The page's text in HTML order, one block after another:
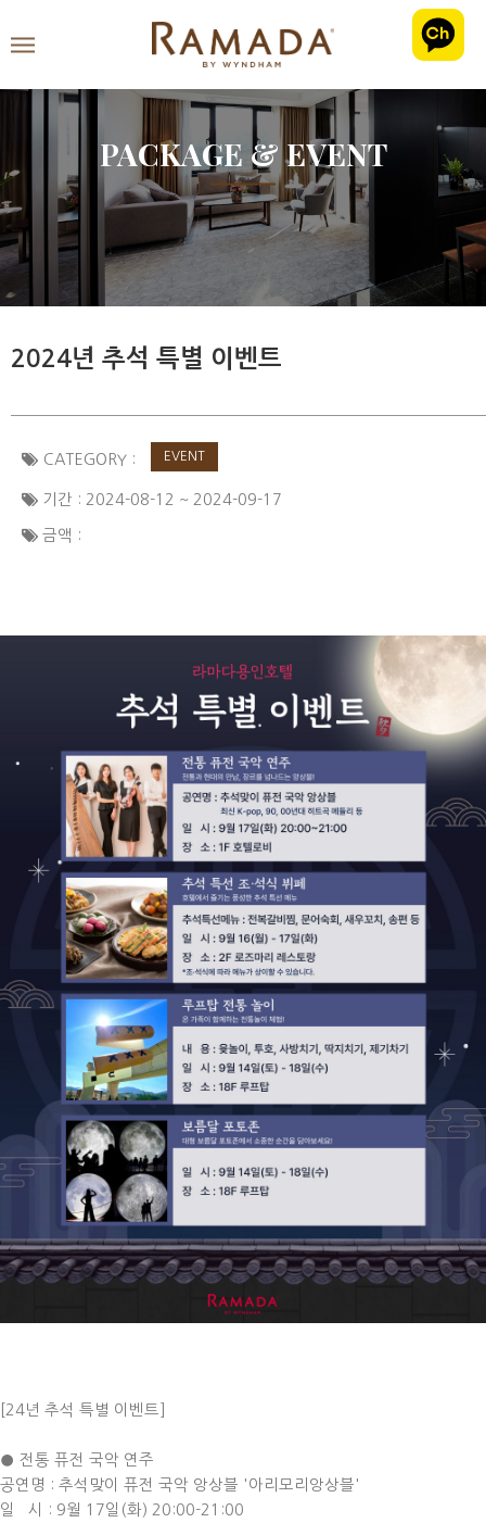
PACKAGE & EVENT
2024년 추석 특별 이벤트
CATEGORY : EVENT
기간 : 2024-08-12 ~ 2024-09-17
금액 :
[24년 추석 특별 이벤트]
● 전통 퓨전 국악 연주
공연명 : 추석맞이 퓨전 국악 앙상블 '아리모리앙상블'
일 시 : 9월 17일(화) 20:00-21:00